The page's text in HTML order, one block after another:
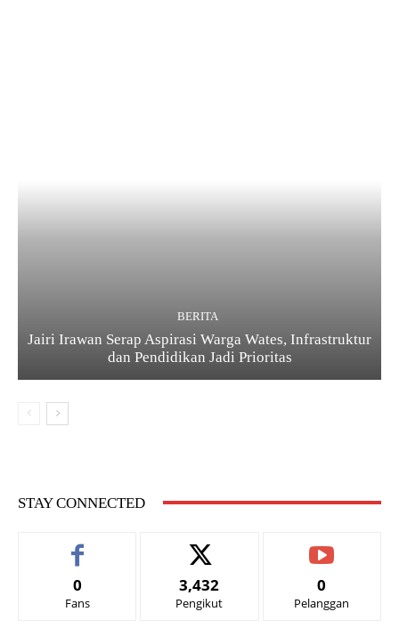
BERITA
Jairi Irawan Serap Aspirasi Warga Wates, Infrastruktur
dan Pendidikan Jadi Prioritas
STAY CONNECTED
0
Fans
3,432
Pengikut
0
Pelanggan